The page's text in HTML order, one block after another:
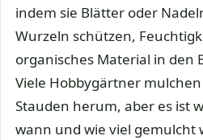
indem sie Blätter oder
Wurzeln schützen,
organisches Material in den
Viele Hobbygärtner
Stauden herum, aber es ist
wann und wie viel gemulcht